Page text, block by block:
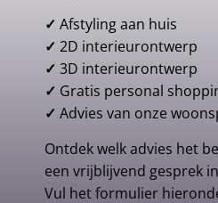
✓ Afstyling aan huis
✓ 2D interieurontwerp
✓ 3D interieurontwerp
✓ Gratis personal
✓ Advies van onze
Ontdek welk advies het
een vrijblijvend gesprek
Vul het formulier